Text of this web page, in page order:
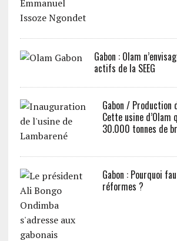
Gabon : Olam
actifs de la SEEG
Gabon / Production
Cette usine d’Olam
30.000 tonnes de
Gabon : Pourquoi
réformes ?